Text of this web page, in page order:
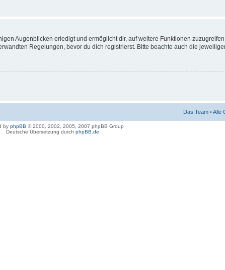
Augenblicken erledigt und ermöglicht dir, auf weitere Funktionen
Regelungen, bevor du dich registrierst. Bitte beachte auch die
Das Team •Alle
by phpBB © 2000, 2002, 2005, 2007 phpBB Group
Deutsche Übersetzung durch phpBB.de